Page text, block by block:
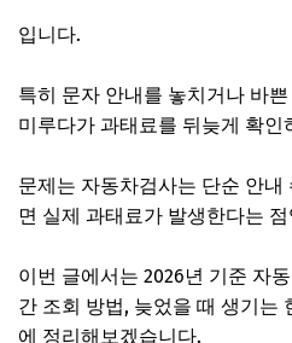
입니다.
특히 문자 안내를 놓치거나 바
미루다가 과태료를 뒤늦게 확인
문제는 자동차검사는 단순 안
면 실제 과태료가 발생한다는
이번 글에서는 2026년 기준 자
간 조회 방법, 늦었을 때 생기는
에 정리해보겠습니다.